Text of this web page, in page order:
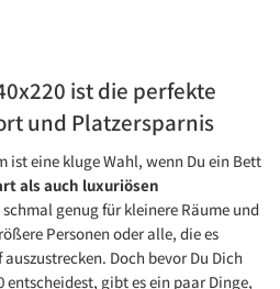
ist die perfekte
und Platzersparnis
ist eine kluge Wahl, wenn Du ein Bett
als auch luxuriösen
schmal genug für kleinere Räume und
Personen oder alle, die es
Doch bevor Du Dich
entscheidest, gibt es ein paar Dinge,